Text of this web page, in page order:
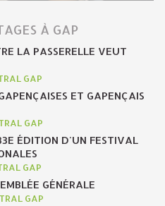
À GAP
LA PASSERELLE VEUT
GAP
ET GAPENÇAIS
GAP
ÉDITION D'UN FESTIVAL
GAP
GÉNÉRALE
GAP